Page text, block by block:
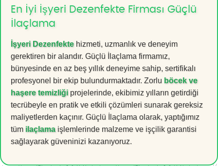
En İyi İşyeri Dezenfekte Firması Güçlü
İlaçlama
İşyeri Dezenfektehizmeti, uzmanlık ve deneyim
gerektiren bir alandır. Güçlü İlaçlama firmamız,
bünyesinde en az beş yıllık deneyime sahip, sertifikalı
profesyonel bir ekip bulundurmaktadır. Zorlu böcek ve
haşere temizliği projelerinde, ekibimiz yılların getirdiği
tecrübeyle en pratik ve etkili çözümleri sunarak gereksiz
maliyetlerden kaçınır. Güçlü İlaçlama olarak, yaptığımız
tüm ilaçlamaişlemlerinde malzeme ve işçilik garantisi
sağlayarak güveninizi kazanıyoruz.